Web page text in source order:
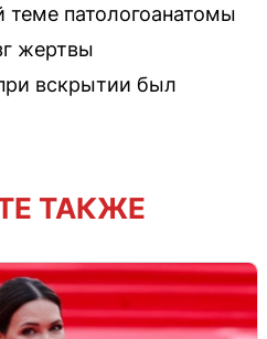
патологоанатомы
жертвы
вскрытии был
ТАКЖЕ